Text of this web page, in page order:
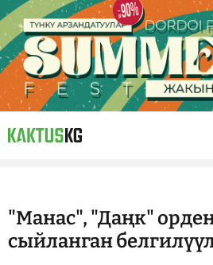
"Манас", "Даңк"
сыйланган